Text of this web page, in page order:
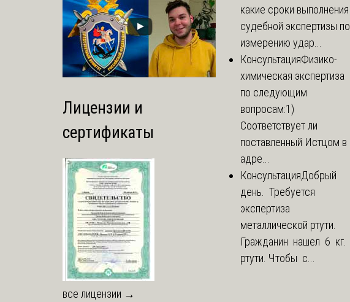
Лицензии и
сертификаты
все лицензии →
какие сроки выполнения
судебной экспертизы по
измерению удар...
КонсультацияФизико-
химическая экспертиза
по следующим
вопросам:1)
Соответствует ли
поставленный Истцом в
адре...
КонсультацияДобрый
день. Требуется
экспертиза
металлической ртути.
Гражданин нашел 6 кг.
ртути. Чтобы с...